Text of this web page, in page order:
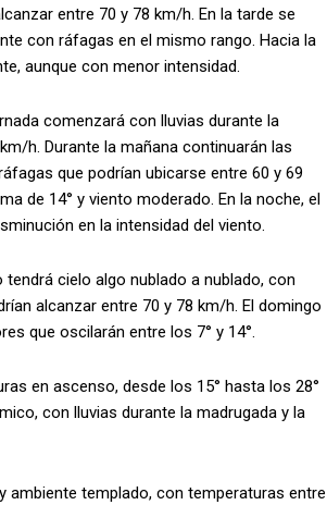
entre 70 y 78 km/h. En la tarde se
con ráfagas en el mismo rango. Hacia la
aunque con menor intensidad.
comenzará con lluvias durante la
h. Durante la mañana continuarán las
que podrían ubicarse entre 60 y 69
de 14° y viento moderado. En la noche, el
en la intensidad del viento.
cielo algo nublado a nublado, con
alcanzar entre 70 y 78 km/h. El domingo
que oscilarán entre los 7° y 14°.
en ascenso, desde los 15° hasta los 28°
con lluvias durante la madrugada y la
ambiente templado, con temperaturas entre